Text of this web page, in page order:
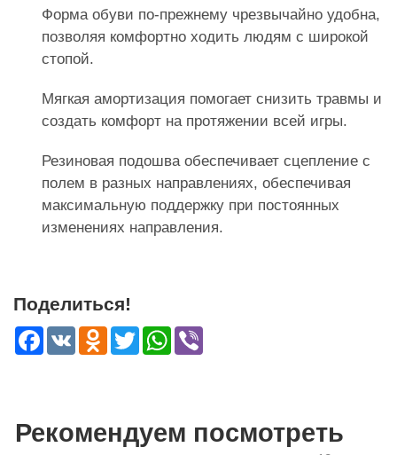
Форма обуви по-прежнему чрезвычайно удобна,
позволяя комфортно ходить людям с широкой
стопой.
Мягкая амортизация помогает снизить травмы и
создать комфорт на протяжении всей игры.
Резиновая подошва обеспечивает сцепление с
полем в разных направлениях, обеспечивая
максимальную поддержку при постоянных
изменениях направления.
Поделиться!
Facebook
VK Odnoklassniki
TwitterWhatsApp
Рекомендуем посмотреть